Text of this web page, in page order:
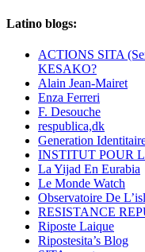
Latino blogs:
ACTIONS SITA
KESAKO?
Alain Jean-Mairet
Enza Ferreri
F. Desouche
respublica,dk
Generation
INSTITUT POUR
La Yijad En Eurabia
Le Monde Watch
Observatoire De
RESISTANCE
Riposte Laique
Ripostesita’s Blog